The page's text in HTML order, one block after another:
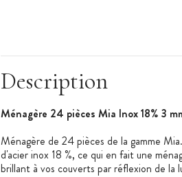
Description
Ménagère 24 pièces Mia Inox 18% 3
Ménagère de 24 pièces de la gamme
d'acier inox 18 %, ce qui en fait une
brillant à vos couverts par réflexion de la